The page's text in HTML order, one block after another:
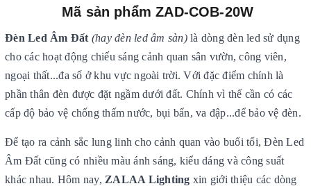
Mã sản phẩm ZAD-COB-20W
Đèn Led Âm Đất (hay đèn led âm sàn)là dòng đèn led sử dụng
cho các hoạt động chiếu sáng cảnh quan sân vườn, công viên,
ngoại thất...đa số ở khu vực ngoài trời. Với đặc điểm chính là
phần thân đèn được đặt ngầm dưới đất. Chính vì thế cần có các
cấp độ bảo vệ chống thấm nước, bụi bẩn, va đập...để bảo vệ đèn.
Để tạo ra cảnh sắc lung linh cho cảnh quan vào buổi tối, Đèn Led
Âm Đất cũng có nhiều màu ánh sáng, kiểu dáng và công suất
khác nhau. Hôm nay, ZALAA Lighting xin giới thiệu các dòng